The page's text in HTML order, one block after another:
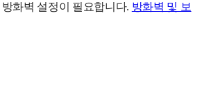
방화벽 설정이 필요합니다. 방화벽 및 보